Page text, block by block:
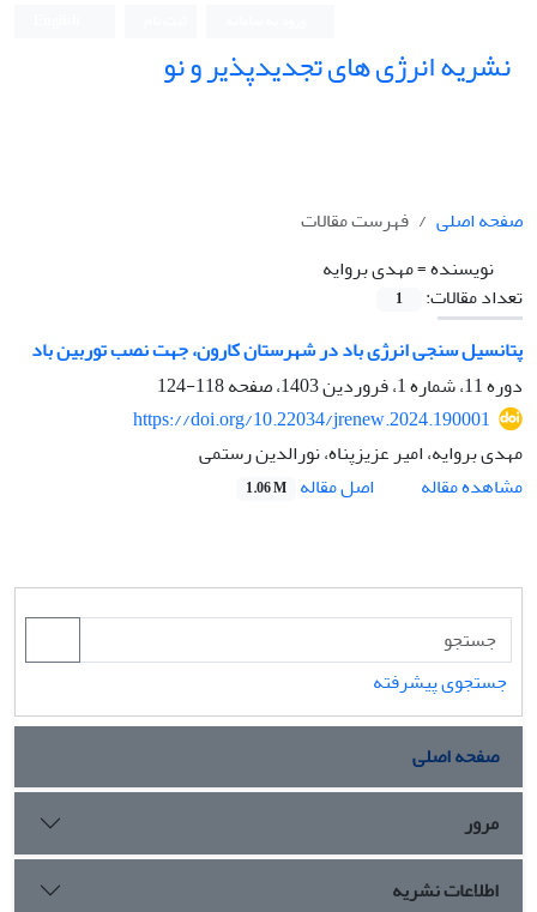
نشریه انرژی های تجدیدپذیر و نو
صفحه اصلی
فهرست مقالات
نویسنده =مهدی بروایه
تعداد مقالات:
1
پتانسیل سنجی انرژی باد در شهرستان کارون، جهت نصب توربین باد
دوره 11، شماره 1، فروردین 1403، صفحه
118-124
https://doi.org/10.22034/jrenew.2024.190001
مهدی بروایه، امیر عزیزپناه، نورالدین رستمی
مشاهده مقاله
اصل مقاله 1.06 M
جستجوی پیشرفته
صفحه اصلی
مرور
اطلاعات نشریه